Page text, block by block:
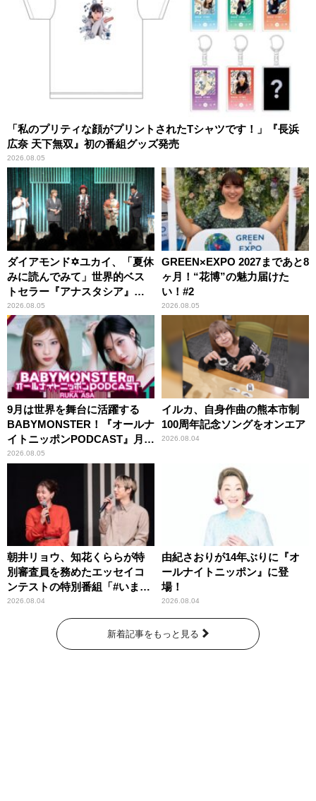
「私のプリティな顔がプリントされたTシャツです！」『長浜
広奈 天下無双』初の番組グッズ発売
2026.08.05
ダイアモンド✡ユカイ、「夏休
みに読んでみて」世界的ベス
トセラー『アナスタシア』を
紹介
2026.08.05
GREEN×EXPO 2027まであと8
ヶ月！“花博”の魅力届けた
い！#2
2026.08.05
9月は世界を舞台に活躍する
BABYMONSTER！『オールナ
イトニッポンPODCAST』月替
わりパーソナリティ
2026.08.05
イルカ、自身作曲の熊本市制
100周年記念ソングをオンエア
2026.08.04
朝井リョウ、知花くららが特
別審査員を務めたエッセイコ
ンテストの特別番組「#いまあ
なたに伝えたいこと」
2026.08.04
由紀さおりが14年ぶりに『オ
ールナイトニッポン』に登
場！
2026.08.04
新着記事をもっと見る